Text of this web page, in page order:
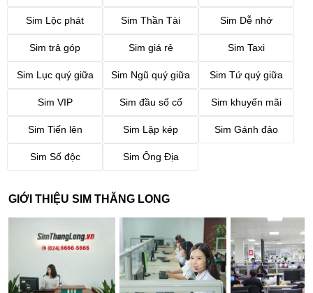
Sim Lộc phát Sim Thần Tài Sim Dễ nhớ
Sim trả góp Sim giá rẻ Sim Taxi
Sim Lục quý giữa Sim Ngũ quý giữa Sim Tứ quý giữa
Sim VIP Sim đầu số cổ Sim khuyến mãi
Sim Tiến lên Sim Lặp kép Sim Gánh đảo
Sim Số độc Sim Ông Địa
GIỚI THIỆU SIM THĂNG LONG